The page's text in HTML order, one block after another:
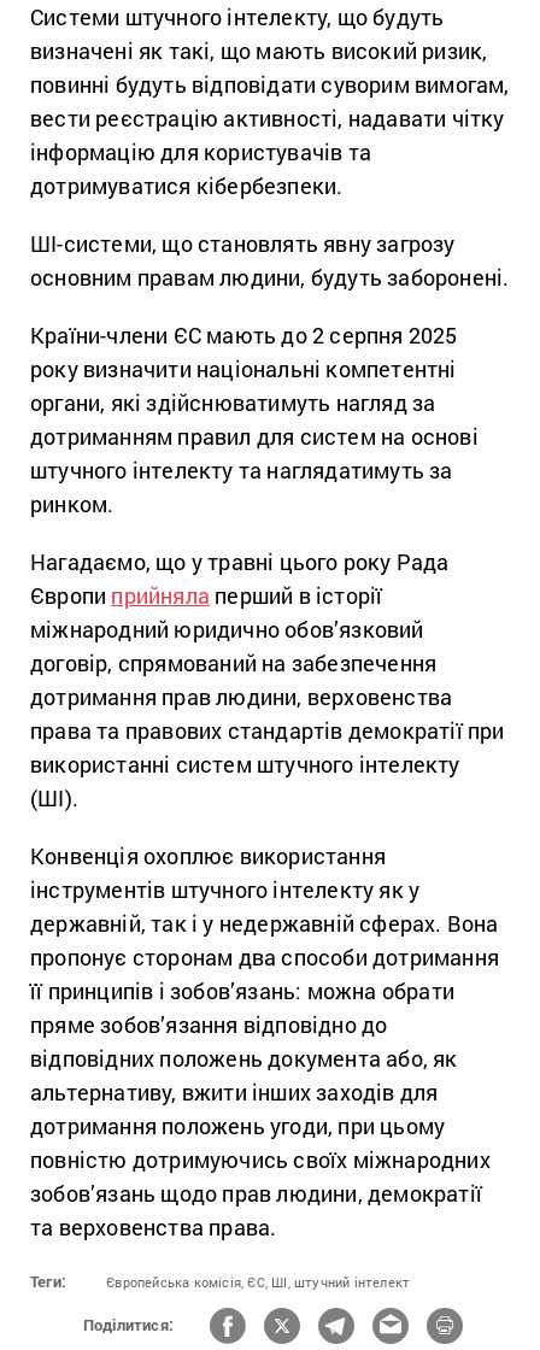
Системи штучного інтелекту, що будуть
визначені як такі, що мають високий ризик,
повинні будуть відповідати суворим вимогам,
вести реєстрацію активності, надавати чітку
інформацію для користувачів та
дотримуватися кібербезпеки.
ШІ-системи, що становлять явну загрозу
основним правам людини, будуть заборонені.
Країни-члени ЄС мають до 2 серпня 2025
року визначити національні компетентні
органи, які здійснюватимуть нагляд за
дотриманням правил для систем на основі
штучного інтелекту та наглядатимуть за
ринком.
Нагадаємо, що у травні цього року Рада
Європи прийняла перший в історії
міжнародний юридично обов’язковий
договір, спрямований на забезпечення
дотримання прав людини, верховенства
права та правових стандартів демократії при
використанні систем штучного інтелекту
(ШІ).
Конвенція охоплює використання
інструментів штучного інтелекту як у
державній, так і у недержавній сферах. Вона
пропонує сторонам два способи дотримання
її принципів і зобов’язань: можна обрати
пряме зобов’язання відповідно до
відповідних положень документа або, як
альтернативу, вжити інших заходів для
дотримання положень угоди, при цьому
повністю дотримуючись своїх міжнародних
зобов’язань щодо прав людини, демократії
та верховенства права.
Теги: Європейська комісія, ЄС, ШІ, штучний інтелект
Поділитися: